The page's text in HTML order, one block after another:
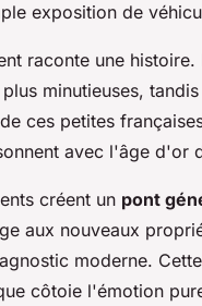
exposition de
raconte une
minutieuses,
ces petites
avec l'âge d'or
créent un pont
aux nouveaux
moderne.
côtoie l'émotion